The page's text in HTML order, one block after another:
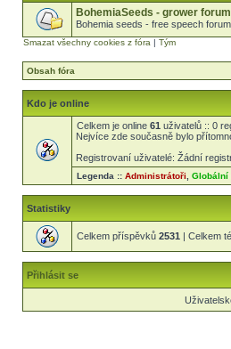
BohemiaSeeds - grower forum
Bohemia seeds - free speech
Smazat všechny cookies z fóra | Tým
Obsah fóra
Kdo je online
Celkem je online 61 uživatelů :: 0
Nejvíce zde současně bylo
Registrovaní uživatelé: Žádní
Legenda :: Administrátoři Globální
Statistiky
Celkem příspěvků 2531 | Celkem
Přihlásit se